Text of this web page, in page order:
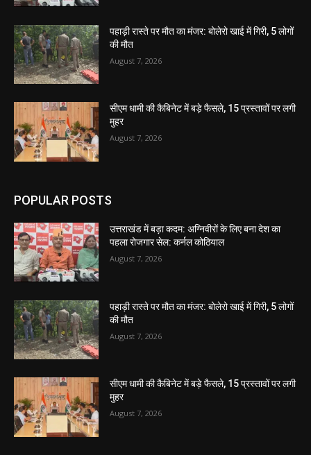
पहाड़ी रास्ते पर मौत का मंजर: बोलेरो खाई में गिरी, 5 लोगों
की मौत
August 7, 2026
सीएम धामी की कैबिनेट में बड़े फैसले, 15 प्रस्तावों पर लगी
मुहर
August 7, 2026
POPULAR POSTS
उत्तराखंड में बड़ा कदम: अग्निवीरों के लिए बना देश का
पहला रोजगार सेल: कर्नल कोठियाल
August 7, 2026
पहाड़ी रास्ते पर मौत का मंजर: बोलेरो खाई में गिरी, 5 लोगों
की मौत
August 7, 2026
सीएम धामी की कैबिनेट में बड़े फैसले, 15 प्रस्तावों पर लगी
मुहर
August 7, 2026